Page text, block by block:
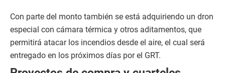
Con parte del monto también se está adquiriendo un dron
especial con cámara térmica y otros aditamentos, que
permitirá atacar los incendios desde el aire, el cual será
entregado en los próximos días por el GRT.